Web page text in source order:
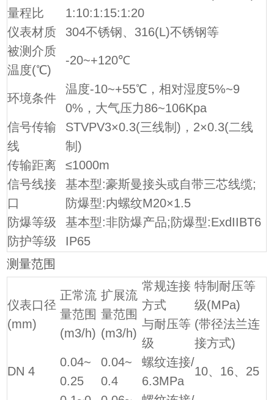
量程比
1:10:1:15:1:20
仪表材质
304不锈钢、316(L)不锈钢等
被测介质
温度(℃)
-20~+120℃
环境条件
温度-10~+55℃，相对湿度5%~9
0%，大气压力86~106Kpa
信号传输
线
STVPV3×0.3(三线制)，2×0.3(二线
制)
传输距离
≤1000m
信号线接
口
基本型:豪斯曼接头或自带三芯线缆;
防爆型:内螺纹M20×1.5
防爆等级
基本型:非防爆产品;防爆型:ExdIIBT6
防护等级
IP65
测量范围
仪表口径
(mm)
正常流
量范围
(m3/h)
扩展流
量范围
(m3/h)
常规连接
方式
与耐压等
级
特制耐压等
级(MPa)
(带径法兰连
接方式)
DN 4
0.04~
0.25
0.04~
0.4
螺纹连接/
6.3MPa
10、16、25